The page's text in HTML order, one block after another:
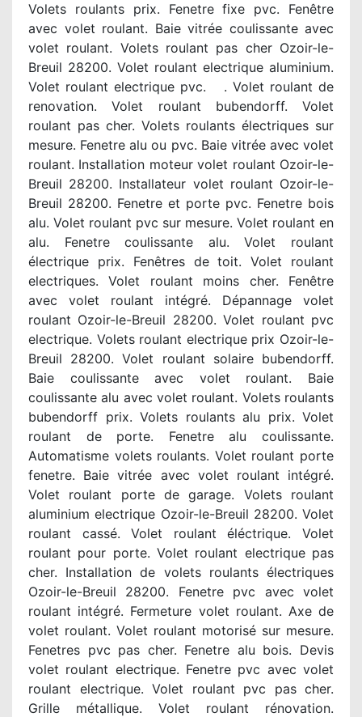
Volets roulants prix. Fenetre fixe pvc. Fenêtre
avec volet roulant. Baie vitrée coulissante avec
volet roulant. Volets roulant pas cher Ozoir-le-
Breuil 28200. Volet roulant electrique aluminium.
Volet roulant electrique pvc. . Volet roulant de
renovation. Volet roulant bubendorff. Volet
roulant pas cher. Volets roulants électriques sur
mesure. Fenetre alu ou pvc. Baie vitrée avec volet
roulant. Installation moteur volet roulant Ozoir-le-
Breuil 28200. Installateur volet roulant Ozoir-le-
Breuil 28200. Fenetre et porte pvc. Fenetre bois
alu. Volet roulant pvc sur mesure. Volet roulant en
alu. Fenetre coulissante alu. Volet roulant
électrique prix. Fenêtres de toit. Volet roulant
electriques. Volet roulant moins cher. Fenêtre
avec volet roulant intégré. Dépannage volet
roulant Ozoir-le-Breuil 28200. Volet roulant pvc
electrique. Volets roulant electrique prix Ozoir-le-
Breuil 28200. Volet roulant solaire bubendorff.
Baie coulissante avec volet roulant. Baie
coulissante alu avec volet roulant. Volets roulants
bubendorff prix. Volets roulants alu prix. Volet
roulant de porte. Fenetre alu coulissante.
Automatisme volets roulants. Volet roulant porte
fenetre. Baie vitrée avec volet roulant intégré.
Volet roulant porte de garage. Volets roulant
aluminium electrique Ozoir-le-Breuil 28200. Volet
roulant cassé. Volet roulant éléctrique. Volet
roulant pour porte. Volet roulant electrique pas
cher. Installation de volets roulants électriques
Ozoir-le-Breuil 28200. Fenetre pvc avec volet
roulant intégré. Fermeture volet roulant. Axe de
volet roulant. Volet roulant motorisé sur mesure.
Fenetres pvc pas cher. Fenetre alu bois. Devis
volet roulant electrique. Fenetre pvc avec volet
roulant electrique. Volet roulant pvc pas cher.
Grille métallique. Volet roulant rénovation.